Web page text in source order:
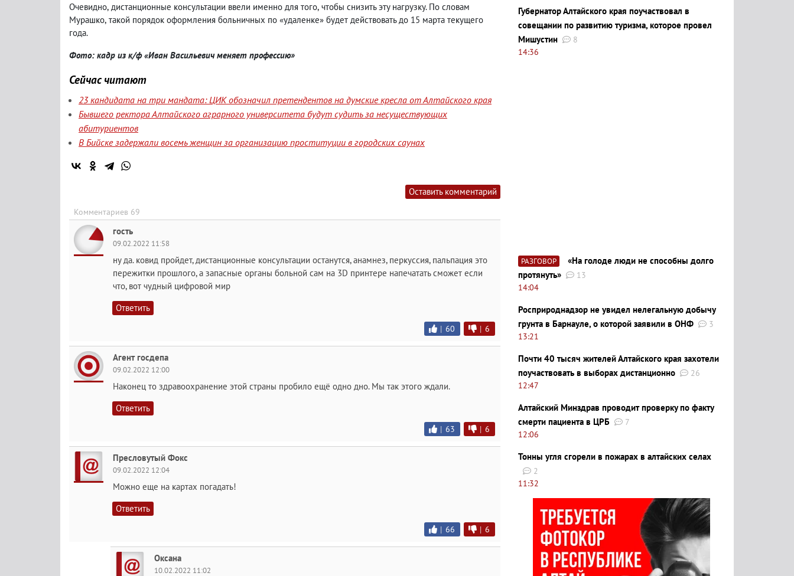
Очевидно, дистанционные консультации ввели именно для того, чтобы снизить эту нагрузку. По словам
Мурашко, такой порядок оформления больничных по «удаленке» будет действовать до 15 марта текущего
года.
Фото: кадр из к/ф «Иван Васильевич меняет профессию»
Сейчас читают
23 кандидата на три мандата: ЦИК обозначил претендентов на думские кресла от Алтайского края
Бывшего ректора Алтайского аграрного университета будут судить за несуществующих
абитуриентов
В Бийске задержали восемь женщин за организацию проституции в городских саунах
Оставить комментарий
Комментариев 69
гость
09.02.2022 11:58
ну да. ковид пройдет, дистанционные консультации останутся, анамнез, перкуссия, пальпация это
пережитки прошлого, а запасные органы больной сам на 3D принтере напечатать сможет если
что, вот чудный цифровой мир
Ответить
| 60 | 6
Агент госдепа
09.02.2022 12:00
Наконец то здравоохранение этой страны пробило ещё одно дно. Мы так этого ждали.
Ответить
| 63 | 6
Пресловутый Фокс
09.02.2022 12:04
Можно еще на картах погадать!
Ответить
| 66 | 6
Оксана
10.02.2022 11:02
Губернатор Алтайского края поучаствовал в
совещании по развитию туризма, которое провел
Мишустин
8
14:36
РАЗГОВОР
«На голоде люди не способны долго
протянуть»
13
14:04
Росприроднадзор не увидел нелегальную добычу
грунта в Барнауле, о которой заявили в ОНФ
3
13:21
Почти 40 тысяч жителей Алтайского края захотели
поучаствовать в выборах дистанционно
26
12:47
Алтайский Минздрав проводит проверку по факту
смерти пациента в ЦРБ
7
12:06
Тонны угля сгорели в пожарах в алтайских селах
2
11:32